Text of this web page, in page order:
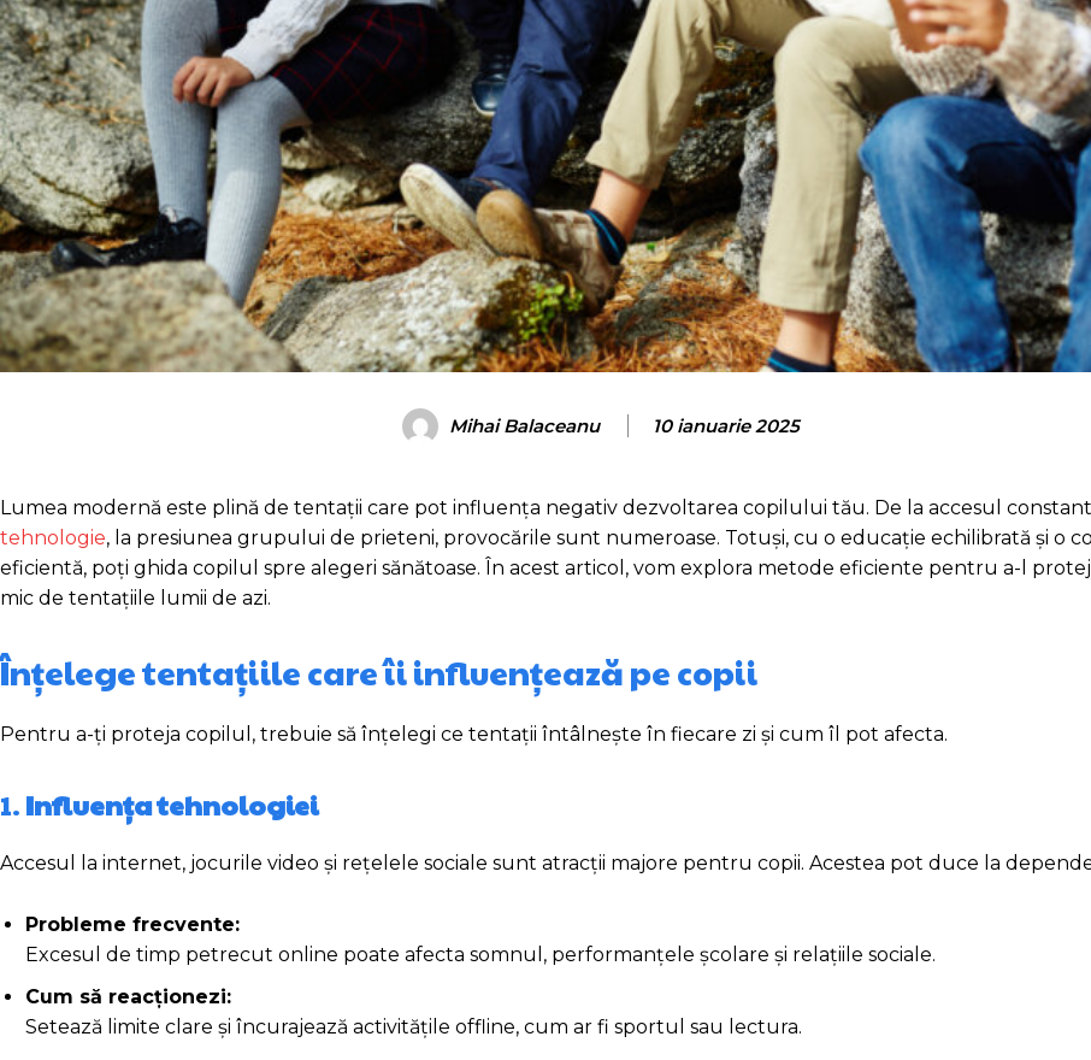
Mihai Balaceanu 10 ianuarie 2025
Lumea modernă este plină de tentații care pot influența negativ dezvoltarea copilului tău. De la accesul
tehnologie, la presiunea grupului de prieteni, provocările sunt numeroase. Totuși, cu o educație echilibrată și o
eficientă, poți ghida copilul spre alegeri sănătoase. În acest articol, vom explora metode eficiente pentru a-l
mic de tentațiile lumii de azi.
Înțelege tentațiile care îi influențează pe copii
Pentru a-ți proteja copilul, trebuie să înțelegi ce tentații întâlnește în fiecare zi și cum îl pot afecta.
1. Influența tehnologiei
Accesul la internet, jocurile video și rețelele sociale sunt atracții majore pentru copii. Acestea pot duce la
Probleme frecvente:
Excesul de timp petrecut online poate afecta somnul, performanțele școlare și relațiile sociale.
Cum să reacționezi:
Setează limite clare și încurajează activitățile offline, cum ar fi sportul sau lectura.